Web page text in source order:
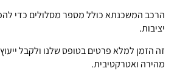
הרכב המשכנתא כולל מספר מסלולים כדי
יציבות.
זה הזמן למלא פרטים בטופס שלנו ולקבל
מהירה ואטרקטיבית.